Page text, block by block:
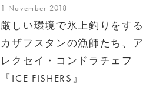
1 November 2018
厳しい環境で氷上釣りをする
カザフスタンの漁師たち、ア
レクセイ・コンドラチェフ
『ICE FISHERS』